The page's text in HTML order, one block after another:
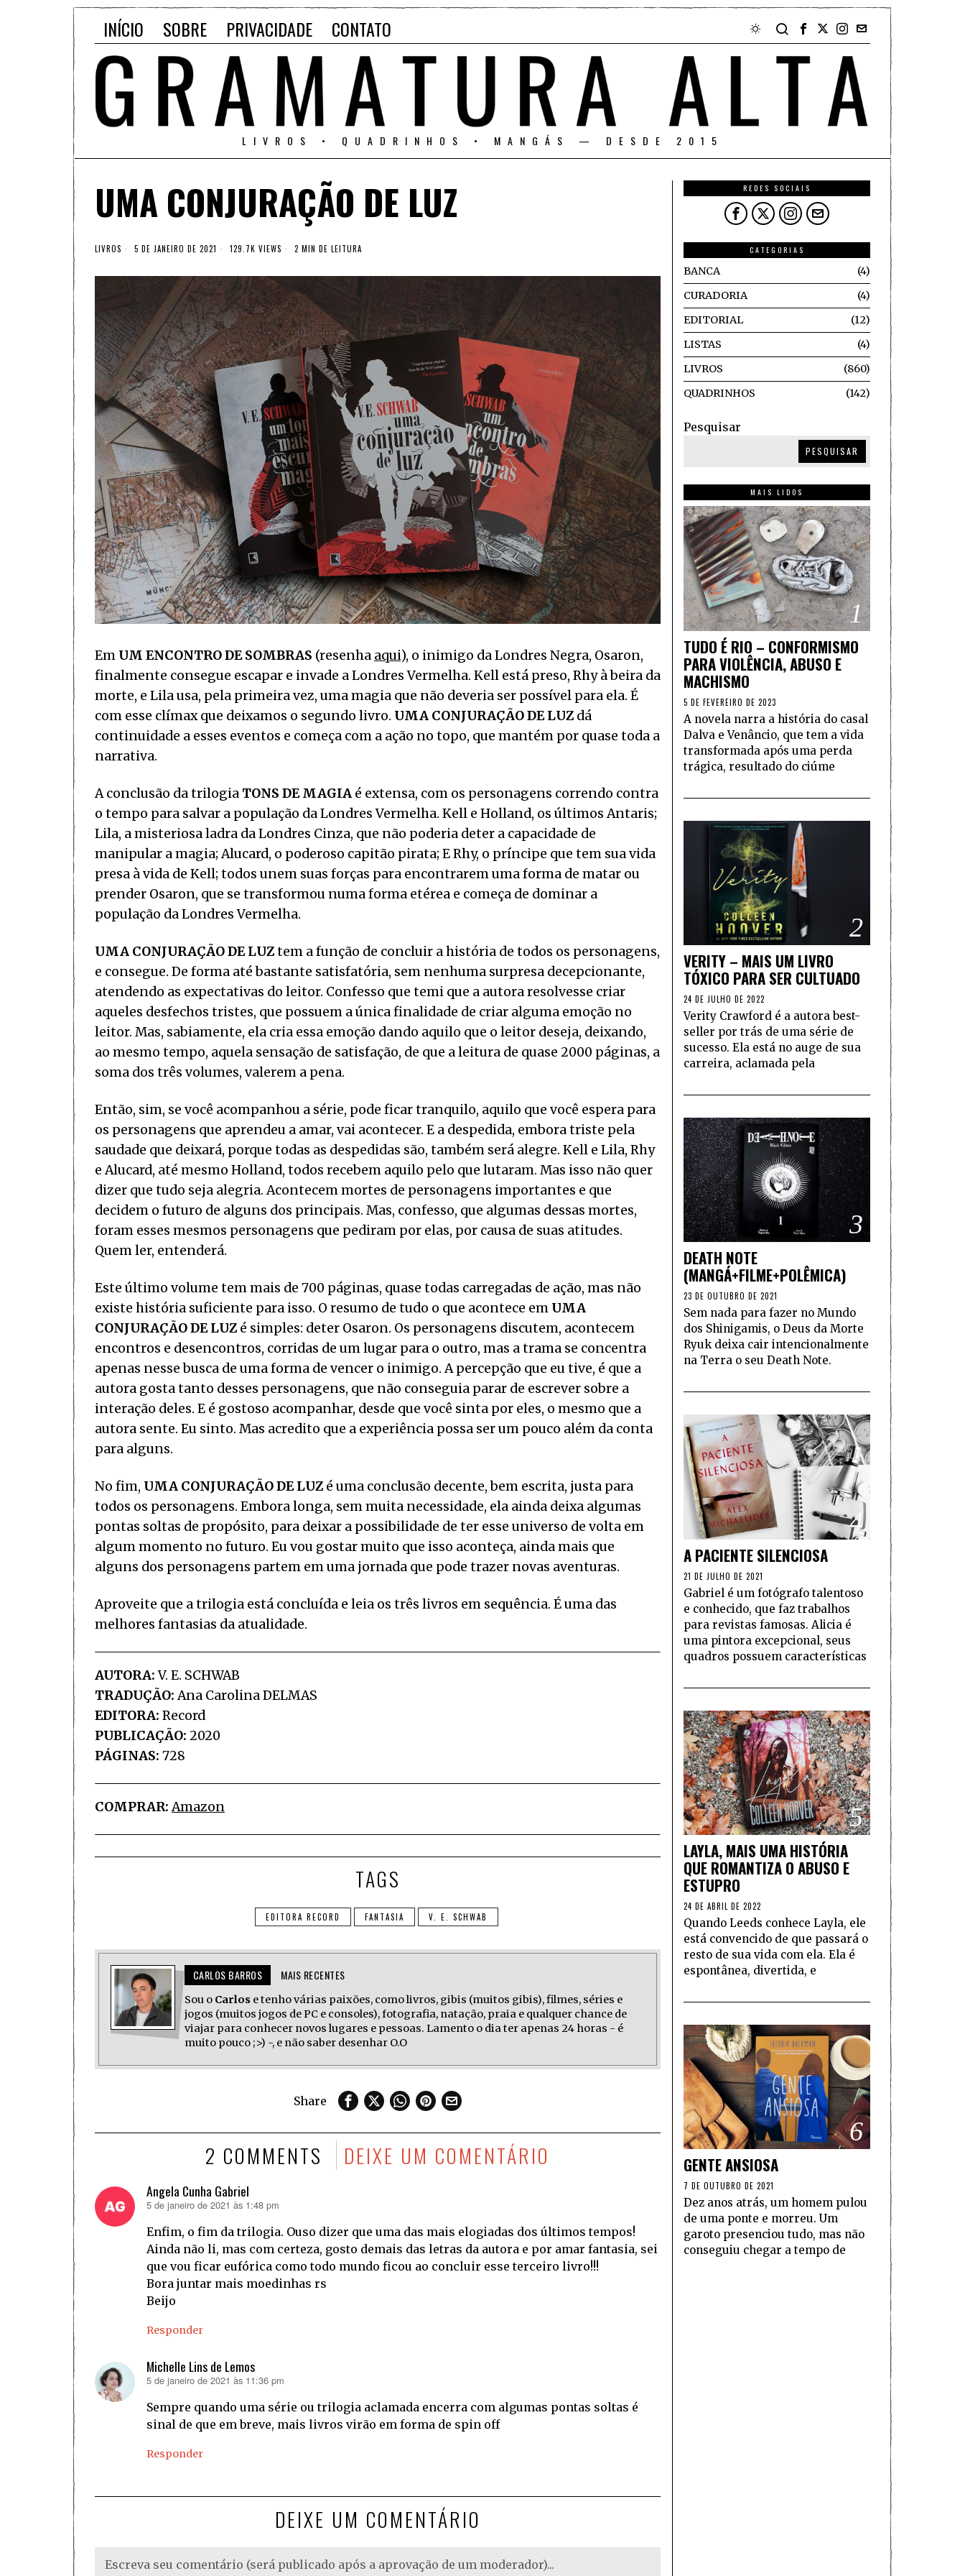
INÍCIO SOBRE PRIVACIDADE CONTATO
LIVROS • QUADRINHOS • MANGÁS — DESDE 2015
UMA CONJURAÇÃO DE LUZ
LIVROS 5 DE JANEIRO DE 2021 129.7K VIEWS 2 MIN DE LEITURA
Em UM ENCONTRO DE SOMBRAS (resenha aqui), o inimigo da Londres Negra, Osaron,
finalmente consegue escapar e invade a Londres Vermelha. Kell está preso, Rhy à beira da
morte, e Lila usa, pela primeira vez, uma magia que não deveria ser possível para ela. É
com esse clímax que deixamos o segundo livro. UMA CONJURAÇÃO DE LUZ dá
continuidade a esses eventos e começa com a ação no topo, que mantém por quase toda a
narrativa.
A conclusão da trilogia TONS DE MAGIA é extensa, com os personagens correndo contra
o tempo para salvar a população da Londres Vermelha. Kell e Holland, os últimos Antaris;
Lila, a misteriosa ladra da Londres Cinza, que não poderia deter a capacidade de
manipular a magia; Alucard, o poderoso capitão pirata; E Rhy, o príncipe que tem sua vida
presa à vida de Kell; todos unem suas forças para encontrarem uma forma de matar ou
prender Osaron, que se transformou numa forma etérea e começa de dominar a
população da Londres Vermelha.
UMA CONJURAÇÃO DE LUZtem a função de concluir a história de todos os personagens,
e consegue. De forma até bastante satisfatória, sem nenhuma surpresa decepcionante,
atendendo as expectativas do leitor. Confesso que temi que a autora resolvesse criar
aqueles desfechos tristes, que possuem a única finalidade de criar alguma emoção no
leitor. Mas, sabiamente, ela cria essa emoção dando aquilo que o leitor deseja, deixando,
ao mesmo tempo, aquela sensação de satisfação, de que a leitura de quase 2000 páginas, a
soma dos três volumes, valerem a pena.
Então, sim, se você acompanhou a série, pode ficar tranquilo, aquilo que você espera para
os personagens que aprendeu a amar, vai acontecer. E a despedida, embora triste pela
saudade que deixará, porque todas as despedidas são, também será alegre. Kell e Lila, Rhy
e Alucard, até mesmo Holland, todos recebem aquilo pelo que lutaram. Mas isso não quer
dizer que tudo seja alegria. Acontecem mortes de personagens importantes e que
decidem o futuro de alguns dos principais. Mas, confesso, que algumas dessas mortes,
foram esses mesmos personagens que pediram por elas, por causa de suas atitudes.
Quem ler, entenderá.
Este último volume tem mais de 700 páginas, quase todas carregadas de ação, mas não
existe história suficiente para isso. O resumo de tudo o que acontece em UMA
CONJURAÇÃO DE LUZ é simples: deter Osaron. Os personagens discutem, acontecem
encontros e desencontros, corridas de um lugar para o outro, mas a trama se concentra
apenas nesse busca de uma forma de vencer o inimigo. A percepção que eu tive, é que a
autora gosta tanto desses personagens, que não conseguia parar de escrever sobre a
interação deles. E é gostoso acompanhar, desde que você sinta por eles, o mesmo que a
autora sente. Eu sinto. Mas acredito que a experiência possa ser um pouco além da conta
para alguns.
No fim, UMA CONJURAÇÃO DE LUZ é uma conclusão decente, bem escrita, justa para
todos os personagens. Embora longa, sem muita necessidade, ela ainda deixa algumas
pontas soltas de propósito, para deixar a possibilidade de ter esse universo de volta em
algum momento no futuro. Eu vou gostar muito que isso aconteça, ainda mais que
alguns dos personagens partem em uma jornada que pode trazer novas aventuras.
Aproveite que a trilogia está concluída e leia os três livros em sequência. É uma das
melhores fantasias da atualidade.
AUTORA:V. E. SCHWAB
TRADUÇÃO:Ana Carolina DELMAS
EDITORA: Record
PUBLICAÇÃO: 2020
PÁGINAS: 728
COMPRAR: Amazon
TAGS
EDITORA RECORD FANTASIA V. E. SCHWAB
CARLOS BARROS MAIS RECENTES
Sou o Carlose tenho várias paixões, como livros, gibis (muitos gibis), filmes, séries e
jogos (muitos jogos de PC e consoles), fotografia, natação, praia e qualquer chance de
viajar para conhecer novos lugares e pessoas. Lamento o dia ter apenas 24 horas - é
muito pouco ;>) -, e não saber desenhar O.O
Share
2 COMMENTS DEIXE UM COMENTÁRIO
Angela Cunha Gabriel
disse:
5 de janeiro de 2021 às 1:48 pm
Enfim, o fim da trilogia. Ouso dizer que uma das mais elogiadas dos últimos tempos!
Ainda não li, mas com certeza, gosto demais das letras da autora e por amar fantasia, sei
que vou ficar eufórica como todo mundo ficou ao concluir esse terceiro livro!!!
Bora juntar mais moedinhas rs
Beijo
Responder
Michelle Lins de Lemos
disse:
5 de janeiro de 2021 às 11:36 pm
Sempre quando uma série ou trilogia aclamada encerra com algumas pontas soltas é
sinal de que em breve, mais livros virão em forma de spin off
Responder
DEIXE UM COMENTÁRIO
REDES SOCIAIS
CATEGORIAS
BANCA
4
CURADORIA
4
EDITORIAL
12
LISTAS
4
LIVROS
860
QUADRINHOS
142
Pesquisar
PESQUISAR
MAIS LIDOS
1
TUDO É RIO – CONFORMISMO
PARA VIOLÊNCIA, ABUSO E
MACHISMO
5 DE FEVEREIRO DE 2023
A novela narra a história do casal
Dalva e Venâncio, que tem a vida
transformada após uma perda
trágica, resultado do ciúme
2
VERITY – MAIS UM LIVRO
TÓXICO PARA SER CULTUADO
24 DE JULHO DE 2022
Verity Crawford é a autora best-
seller por trás de uma série de
sucesso. Ela está no auge de sua
carreira, aclamada pela
3
DEATH NOTE
(MANGÁ+FILME+POLÊMICA)
23 DE OUTUBRO DE 2021
Sem nada para fazer no Mundo
dos Shinigamis, o Deus da Morte
Ryuk deixa cair intencionalmente
na Terra o seu Death Note.
4
A PACIENTE SILENCIOSA
21 DE JULHO DE 2021
Gabriel é um fotógrafo talentoso
e conhecido, que faz trabalhos
para revistas famosas. Alicia é
uma pintora excepcional, seus
quadros possuem características
5
LAYLA, MAIS UMA HISTÓRIA
QUE ROMANTIZA O ABUSO E
ESTUPRO
24 DE ABRIL DE 2022
Quando Leeds conhece Layla, ele
está convencido de que passará o
resto de sua vida com ela. Ela é
espontânea, divertida, e
6
GENTE ANSIOSA
7 DE OUTUBRO DE 2021
Dez anos atrás, um homem pulou
de uma ponte e morreu. Um
garoto presenciou tudo, mas não
conseguiu chegar a tempo de